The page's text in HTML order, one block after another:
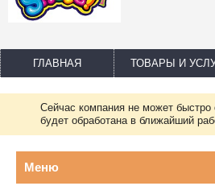
ГЛАВНАЯ ТОВАРЫ И
Сейчас компания не может быстро
будет обработана в ближайший